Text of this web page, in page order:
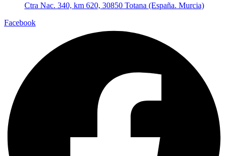
Ctra Nac. 340, km 620, 30850 Totana (España. Murcia)
Facebook